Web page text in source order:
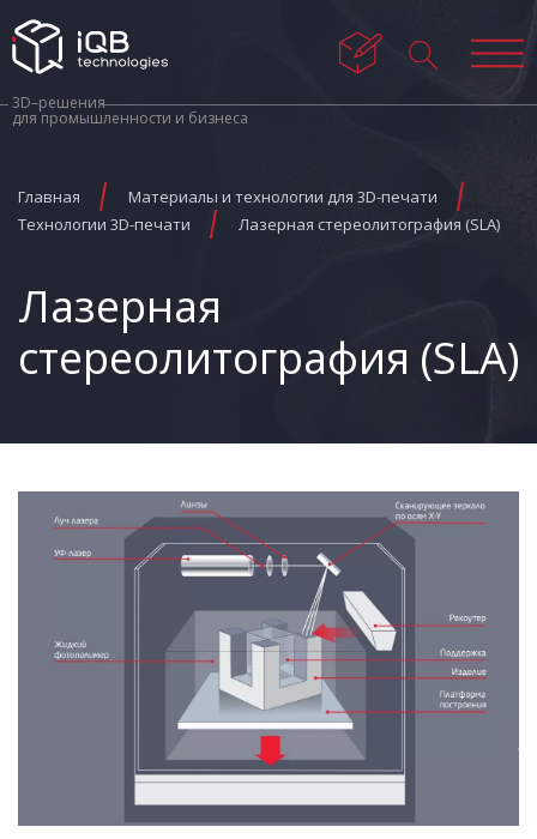
3D–решения
для промышленности и бизнеса
Главная
Материалы и технологии для 3D-печати
Технологии 3D-печати
Лазерная стереолитография (SLA)
Лазерная
стереолитография (SLA)